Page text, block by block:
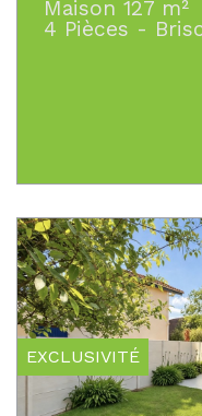
Maison 127 m²
4 Pièces -
EXCLUSIVITÉ